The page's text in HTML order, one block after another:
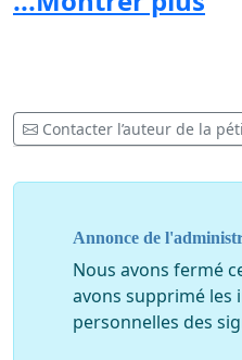
will soon be installed in all
aesthetics of the
health of citizens according
installation of these new
fixtures in their current
installation of all the
interrupted until such
is decided upon and
Contacter l’auteur de la
Annonce de
Nous avons fermé
avons supprimé les
personnelles des